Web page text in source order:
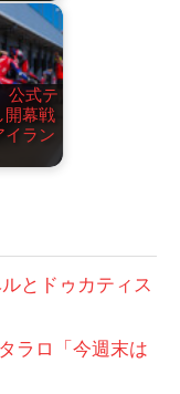
公式テ
開幕戦
イラン
とドゥカティス
ラロ「今週末は